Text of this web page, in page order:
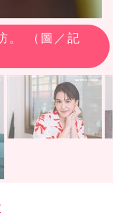
。 （圖／記